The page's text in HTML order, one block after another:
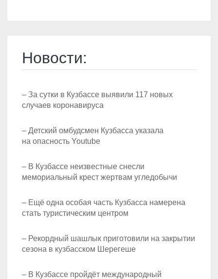
Новости:
– За сутки в Кузбассе выявили 117 новых
случаев коронавируса
– Детский омбудсмен Кузбасса указала
на опасность Youtube
– В Кузбассе неизвестные снесли
мемориальный крест жертвам угледобычи
– Ещё одна особая часть Кузбасса намерена
стать туристическим центром
– Рекордный шашлык приготовили на закрытии
сезона в кузбасском Шерегеше
– В Кузбассе пройдёт международный